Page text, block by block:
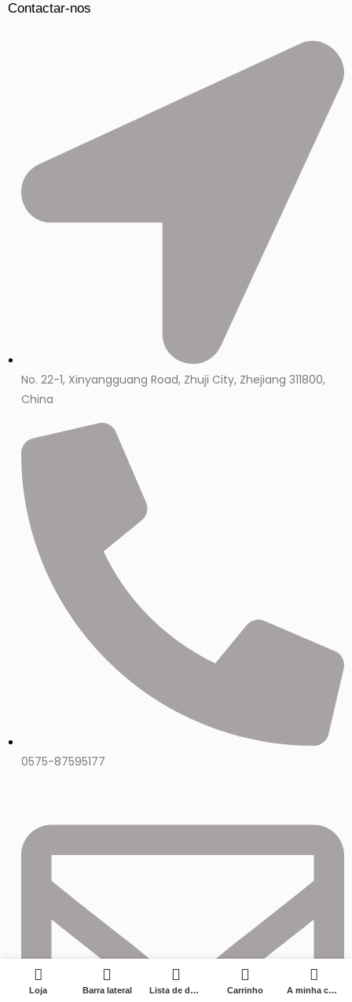
Contactar-nos
No. 22-1, Xinyangguang Road, Zhuji City, Zhejiang 311800,
China
0575-87595177
Loja Barra lateral Lista de desejos Carrinho A minha conta